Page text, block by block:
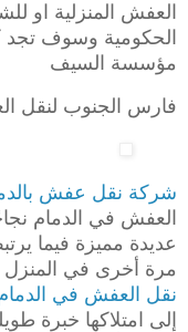
العفش المنزلية او
الحكومية وسوف
مؤسسة السيف
فارس الجنوب لنقل
شركة نقل عفش
العفش في الدمام
عديدة مميزة فيما
مرة أخرى في المنزل
نقل العفش في
إلى امتلاكها خبرة